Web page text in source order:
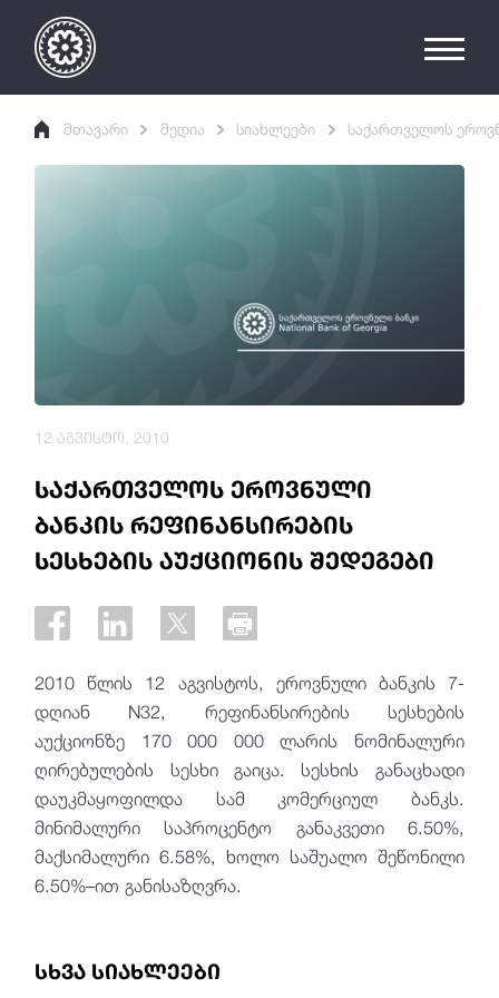
მთავარი მედია სიახლეები საქართველოს
საქართველოს ეროვნული
ბანკის რეფინანსირების
სესხების აუქციონის შედეგები
12 აგვისტო, 2010
2010 წლის 12 აგვისტოს, ეროვნული ბანკის 7-
დღიან N32, რეფინანსირების სესხების
აუქციონზე 170 000 000 ლარის ნომინალური
ღირებულების სესხი გაიცა. სესხის განაცხადი
დაუკმაყოფილდა სამ კომერციულ ბანკს.
მინიმალური საპროცენტო განაკვეთი 6.50%,
მაქსიმალური 6.58%, ხოლო საშუალო შეწონილი
6.50%–ით განისაზღვრა.
სხვა სიახლეები